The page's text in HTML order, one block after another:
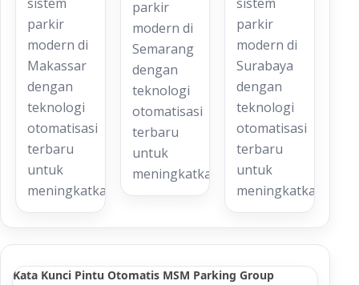
parkir
modern di
Makassar
dengan
teknologi
otomatisasi
terbaru
untuk
meningkatkan…
parkir
modern di
Semarang
dengan
teknologi
otomatisasi
terbaru
untuk
meningkatkan…
parkir
modern di
Surabaya
dengan
teknologi
otomatisasi
terbaru
untuk
meningkatkan…
Kata Kunci Pintu Otomatis MSM Parking Group